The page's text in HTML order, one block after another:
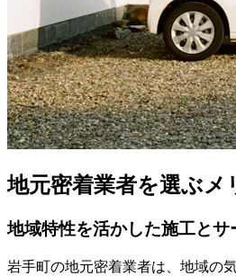
地元密着業者を選ぶメ
地域特性を活かした施工とサ
岩手町の地元密着業者は、地域の